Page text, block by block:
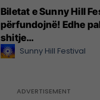
Biletat e Sunny Hill
përfundojnë! Edhe
shitje…
Sunny Hill Festival